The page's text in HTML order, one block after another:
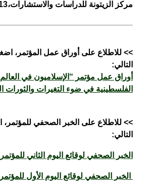
مركز الزيتونة للدراسات والاستشارات،29/8/2013
>> للاطلاع على أوراق عمل المؤتمر،
التالي:
أوراق عمل مؤتمر “الإسلاميون في
الفلسطينية في ضوء التغيرات والثورات
>> للاطلاع على الخبر الصحفي للمؤتمر ،
التالي:
الخبر الصحفي لوقائع اليوم الثاني للمؤتمر
الخبر الصحفي لوقائع اليوم الأول للمؤتمر